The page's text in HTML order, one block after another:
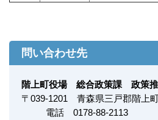
問い合わせ先
階上町役場 総合政策課 政策
〒 039-1201
青森県三戸郡階上
電話 0178-88-2113